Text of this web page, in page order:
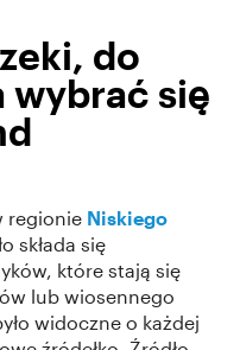
do
wybrać się
regionie Niskiego
składa się
które stają się
lub wiosennego
widoczne o każdej